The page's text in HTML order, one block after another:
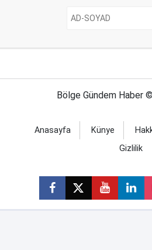
Bölge Gündem Haber
Anasayfa Künye
Gizlilik